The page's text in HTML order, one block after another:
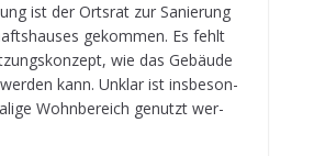
ist der Orts­rat zur Sanie­rung
gekom­men. Es fehlt
wie das Gebäude
kann. Unklar ist ins­be­son­
Wohn­be­reich genutzt wer­